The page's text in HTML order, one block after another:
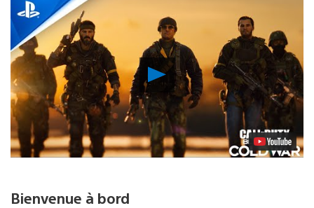
Lancer
la
vidéo
Bienvenue à bord